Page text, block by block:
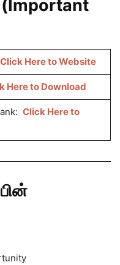
(Important
Click Here to Website
Here to Download
Click Here to